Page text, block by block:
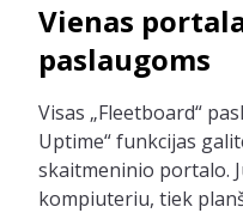
Vienas
paslaugoms
Visas „Fleetboard“
Uptime“ funkcijas
skaitmeninio portalo.
kompiuteriu, tiek